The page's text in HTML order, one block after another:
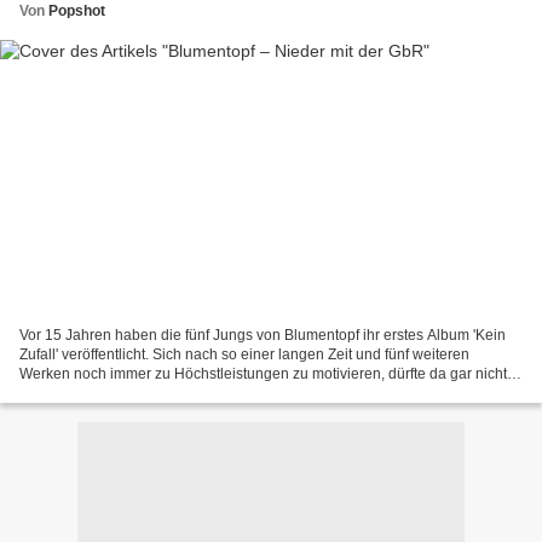
Von Popshot
Vor 15 Jahren haben die fünf Jungs von Blumentopf ihr erstes Album 'Kein
Zufall' veröffentlicht. Sich nach so einer langen Zeit und fünf weiteren
Werken noch immer zu Höchstleistungen zu motivieren, dürfte da gar nicht